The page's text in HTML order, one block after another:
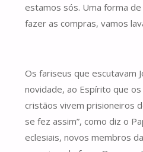
estamos sós. Uma forma de
fazer as compras, vamos
Os fariseus que escutavam
novidade, ao Espírito que
cristãos vivem prisioneiros
se fez assim”, como diz o
eclesiais, novos membros